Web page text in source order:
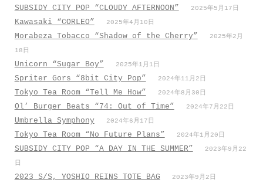
SUBSIDY CITY POP “CLOUDY AFTERNOON” 2025年5月17日
Kawasaki “CORLEO” 2025年4月10日
Morabeza Tobacco “Shadow of the Cherry”
2025年2月
18日
Unicorn “Sugar Boy” 2025年1月1日
Spriter Gors “8bit City Pop” 2024年11月2日
Tokyo Tea Room “Tell Me How” 2024年8月30日
Ol’ Burger Beats “74: Out of Time” 2024年7月22日
Umbrella Symphony 2024年6月17日
Tokyo Tea Room “No Future Plans” 2024年1月20日
SUBSIDY CITY POP “A DAY IN THE SUMMER”
2023年9月22
日
2023 S/S, YOSHIO REINS TOTE BAG 2023年9月2日